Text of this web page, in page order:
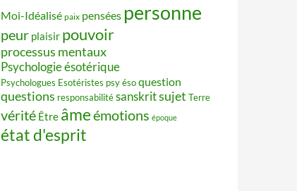
Moi-Idéalisé paix pensées personne
peur plaisir pouvoir
processus mentaux
Psychologie ésotérique
Psychologues Esotéristes psy ésoquestion
questions responsabilitésanskritsujet Terre
vérité Être âmeémotions époque
état d'esprit